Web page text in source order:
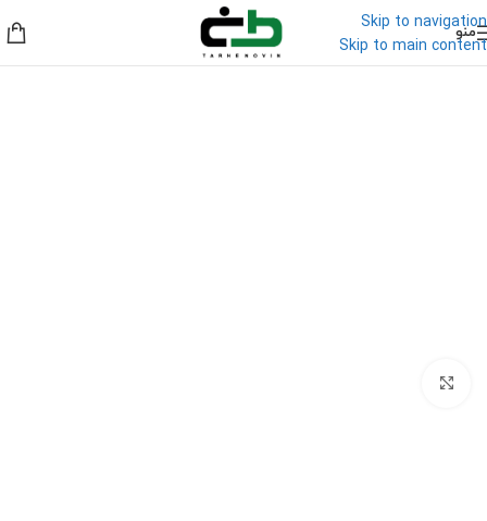
Skip to navigation
Skip to main content
منو